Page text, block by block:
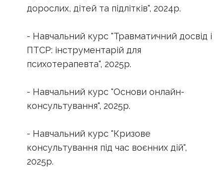
дорослих, дітей та підлітків", 2024р.
- Навчальний курс "Травматичний досвід і
ПТСР: інструментарій для
психотерапевта", 2025р.
- Навчальний курс "Основи онлайн-
консультування", 2025р.
- Навчальний курс "Кризове
консультування під час воєнних дій",
2025р.